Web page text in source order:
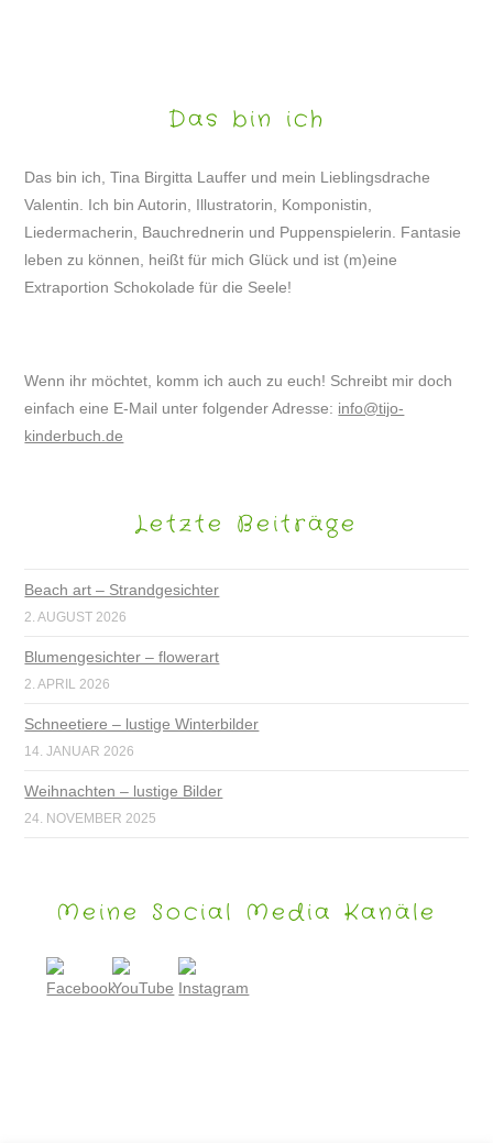
Das bin ich
Das bin ich, Tina Birgitta Lauffer und mein Lieblingsdrache
Valentin. Ich bin Autorin, Illustratorin, Komponistin,
Liedermacherin, Bauchrednerin und Puppenspielerin. Fantasie
leben zu können, heißt für mich Glück und ist (m)eine
Extraportion Schokolade für die Seele!
Wenn ihr möchtet, komm ich auch zu euch! Schreibt mir doch
einfach eine E-Mail unter folgender Adresse: info@tijo-
kinderbuch.de
Letzte Beiträge
Beach art – Strandgesichter
2. AUGUST 2026
Blumengesichter – flowerart
2. APRIL 2026
Schneetiere – lustige Winterbilder
14. JANUAR 2026
Weihnachten – lustige Bilder
24. NOVEMBER 2025
Meine Social Media Kanäle